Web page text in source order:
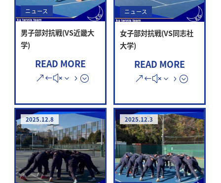
ニュース
男子部対抗戦(VS近畿大
学)
READ MORE
ニュース
女子部対抗戦(VS同志社
大学)
READ MORE
2025.12.8 2025.12.3